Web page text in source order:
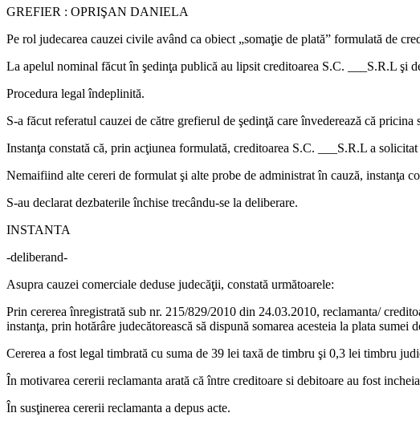
GREFIER : OPRIŞAN DANIELA
Pe rol judecarea cauzei civile având ca obiect „somaţie de plată” formulată de
La apelul nominal făcut în şedinţa publică au lipsit creditoarea S.C. ___S.R.L şi
Procedura legal îndeplinită.
S-a făcut referatul cauzei de către grefierul de şedinţă care învederează că
Instanţa constată că, prin acţiunea formulată, creditoarea S.C. ___S.R.L a
Nemaifiind alte cereri de formulat şi alte probe de administrat în cauză, instanţa
S-au declarat dezbaterile închise trecându-se la deliberare.
INSTANTA
-deliberand-
Asupra cauzei comerciale deduse judecăţii, constată următoarele:
Prin cererea înregistrată sub nr. 215/829/2010 din 24.03.2010, reclamanta/
instanţa, prin hotărâre judecătorească să dispună somarea acesteia la plata
Cererea a fost legal timbrată cu suma de 39 lei taxă de timbru şi 0,3 lei timbru
În motivarea cererii reclamanta arată că între creditoare si debitoare au fost
În susţinerea cererii reclamanta a depus acte.